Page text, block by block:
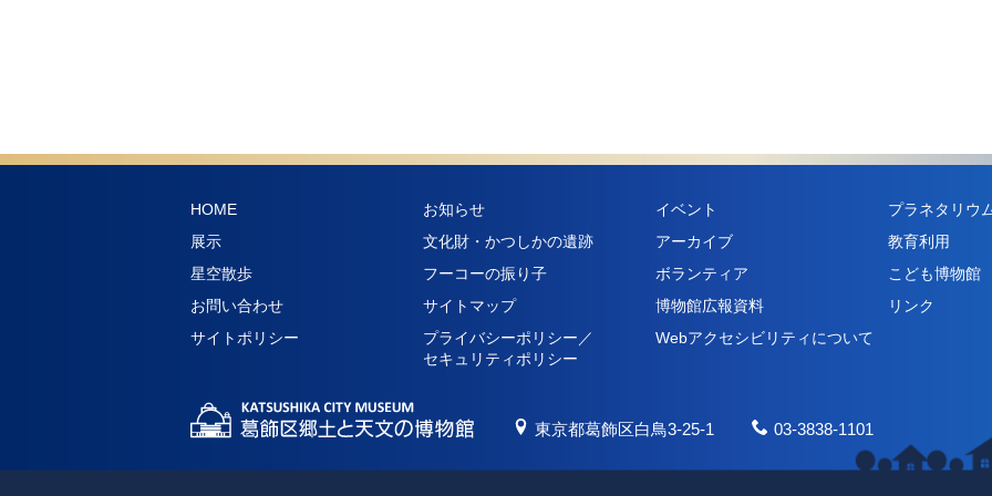
HOME お知らせ イベント
プラネタリウ
展示
文化財・かつしかの遺跡 アーカイブ
教育利用
星空散歩
フーコーの振り子 ボランティア
こども博物館
お問い合わせ
サイトマップ 博物館広報資料
リンク
サイトポリシー
プライバシーポリシー／
セキュリティポリシー
Webアクセシビリティについて
東京都葛飾区白鳥3-25-1 03-3838-1101